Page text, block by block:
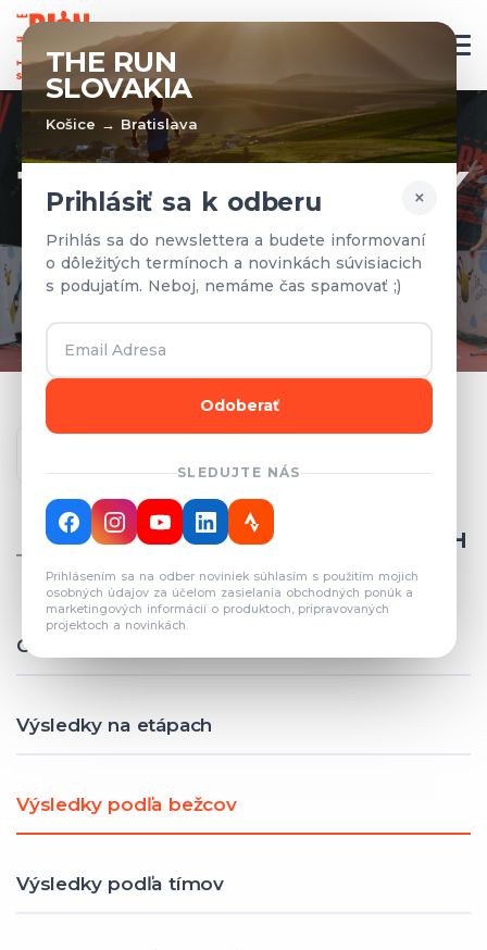
THE RUN
SLOVAKIA
Košice → Bratislava
×
Prihlásiť sa k odberu
Prihlás sa do newslettera a budete informovaní
o dôležitých termínoch a novinkách súvisiacich
s podujatím. Neboj, nemáme čas spamovať ;)
Odoberať
SLEDUJTE NÁS
Prihlásením sa na odber noviniek súhlasím s použitím mojich
osobných údajov za účelom zasielania obchodných ponúk a
marketingových informácií o produktoch, pripravovaných
projektoch a novinkách.
TÍMY A VÝSLEDKY
Prihlásené tímy a výsledky z
predchádzajúcich rokov.
CELKOVÝ POČET REGISTROVANÝCH
TÍMOV: 82
Celkové výsledky
Výsledky na etápach
Výsledky podľa bežcov
Výsledky podľa tímov